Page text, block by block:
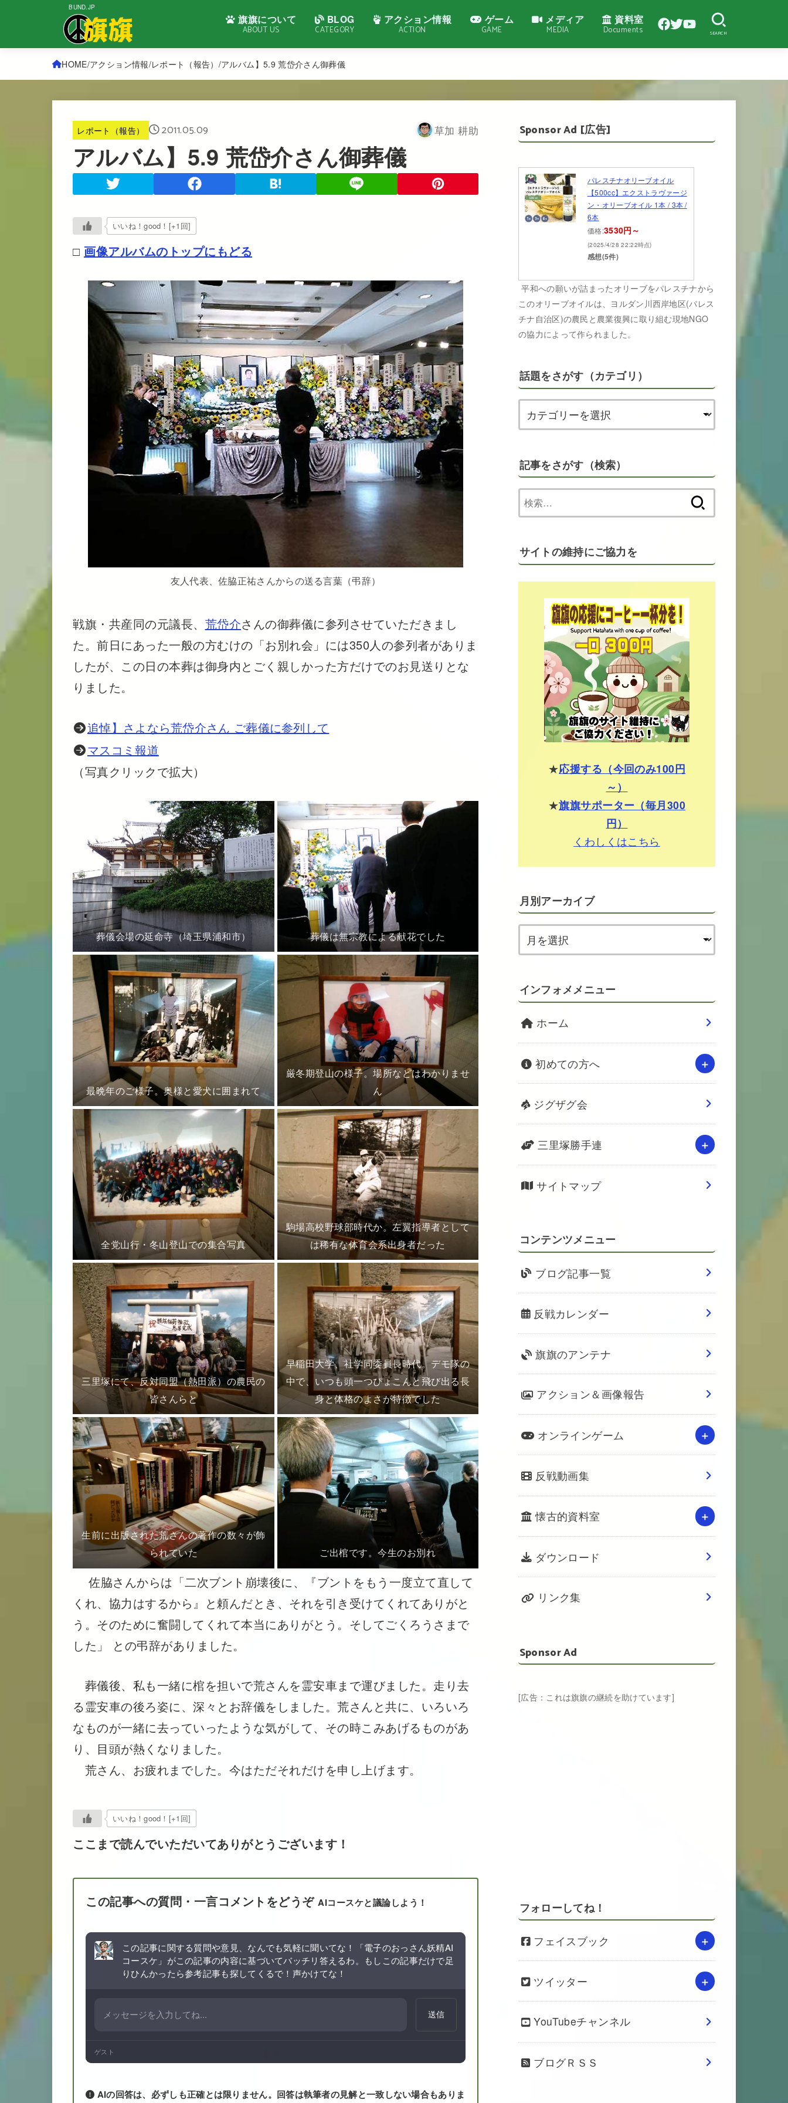
BUND.JP
旗旗について
ABOUT US
BLOG
CATEGORY
アクション情報
ACTION
ゲーム
GAME
メディア
MEDIA
資料室
Documents SEARCH
HOME アクション情報 レポート（報告） アルバム】5.9 荒岱介さん御葬儀
レポート（報告） 2011.05.09 草加 耕助
アルバム】5.9 荒岱介さん御葬儀
いいね！good！[+1回]
□ 画像アルバムのトップにもどる
友人代表、佐脇正祐さんからの送る言葉（弔辞）
戦旗・共産同の元議長、 荒岱介さんの御葬儀に参列させていただきまし
た。前日にあった一般の方むけの「お別れ会」には350人の参列者がありま
したが、この日の本葬は御身内とごく親しかった方だけでのお見送りとな
りました。
追悼】さよなら荒岱介さん ご葬儀に参列して
マスコミ報道
（写真クリックで拡大）
葬儀会場の延命寺（埼玉県浦和市） 葬儀は無宗教による献花でした
最晩年のご様子。奥様と愛犬に囲まれて
厳冬期登山の様子。場所などはわかりませ
ん
全党山行・冬山登山での集合写真
駒場高校野球部時代か。左翼指導者として
は稀有な体育会系出身者だった
三里塚にて、反対同盟（熱田派）の農民の
皆さんらと
早稲田大学、社学同委員長時代。デモ隊の
中で、いつも頭一つぴょこんと飛び出る長
身と体格のよさが特徴でした
生前に出版された荒さんの著作の数々が飾
られていた
ご出棺です。今生のお別れ
佐脇さんからは「二次ブント崩壊後に、『ブントをもう一度立て直して
くれ、協力はするから』と頼んだとき、それを引き受けてくれてありがと
う。そのために奮闘してくれて本当にありがとう。そしてごくろうさまで
した」 との弔辞がありました。
葬儀後、私も一緒に棺を担いで荒さんを霊安車まで運びました。走り去
る霊安車の後ろ姿に、深々とお辞儀をしました。荒さんと共に、いろいろ
なものが一緒に去っていったような気がして、その時こみあげるものがあ
り、目頭が熱くなりました。
荒さん、お疲れまでした。今はただそれだけを申し上げます。
いいね！good！[+1回]
ここまで読んでいただいてありがとうございます！
この記事への質問・一言コメントをどうぞ AIコースケと議論しよう！
この記事に関する質問や意見、なんでも気軽に聞いてな！「電子のおっさん妖精AI
コースケ」がこの記事の内容に基づいてバッチリ答えるわ。もしこの記事だけで足
りひんかったら参考記事も探してくるで！声かけてな！
送信
ゲスト
AIの回答は、必ずしも正確とは限りません。回答は執筆者の見解と一致しない場合もありま
Sponsor Ad [広告]
パレスチナオリーブオイル
【500cc】エクストラヴァージ
ン・オリーブオイル 1本 / 3本 /
6本
価格:3530円～
(2025/4/28 22:22時点)
感想(5件)
平和への願いが詰まったオリーブをパレスチナから
このオリーブオイルは、ヨルダン川西岸地区(パレス
チナ自治区)の農民と農業復興に取り組む現地NGO
の協力によって作られました。
話題をさがす（カテゴリ）
記事をさがす（検索）
索:
サイトの維持にご協力を
★応援する（今回のみ100円
～）
★旗旗サポーター（毎月300
円）
くわしくはこちら
月別アーカイブ
インフォメメニュー
ホーム
初めての方へ
ジグザグ会
三里塚勝手連
サイトマップ
コンテンツメニュー
ブログ記事一覧
反戦カレンダー
旗旗のアンテナ
アクション＆画像報告
オンラインゲーム
反戦動画集
懐古的資料室
ダウンロード
リンク集
Sponsor Ad
[広告：これは旗旗の継続を助けています]
フォローしてね！
フェイスブック
ツイッター
YouTubeチャンネル
ブログＲＳＳ